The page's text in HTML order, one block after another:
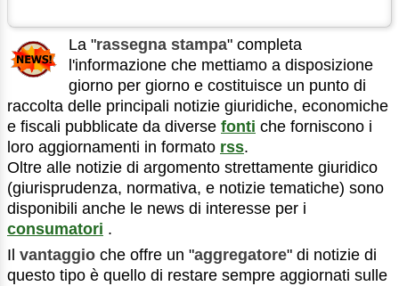
La "rassegna stampa" completa
l'informazione che mettiamo a disposizione
giorno per giorno e costituisce un punto di
raccolta delle principali notizie giuridiche, economiche
e fiscali pubblicate da diverse fonti che forniscono i
loro aggiornamenti in formato rss.
Oltre alle notizie di argomento strettamente giuridico
(giurisprudenza, normativa, e notizie tematiche) sono
disponibili anche le news di interesse per i
consumatori .
Il vantaggio che offre un "aggregatore" di notizie di
questo tipo è quello di restare sempre aggiornati sulle